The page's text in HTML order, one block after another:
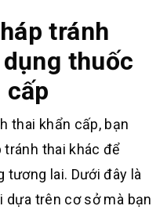
tránh
thuốc
thai khẩn cấp, bạn
tránh thai khác để
tương lai. Dưới đây là
dựa trên cơ sở mà bạn